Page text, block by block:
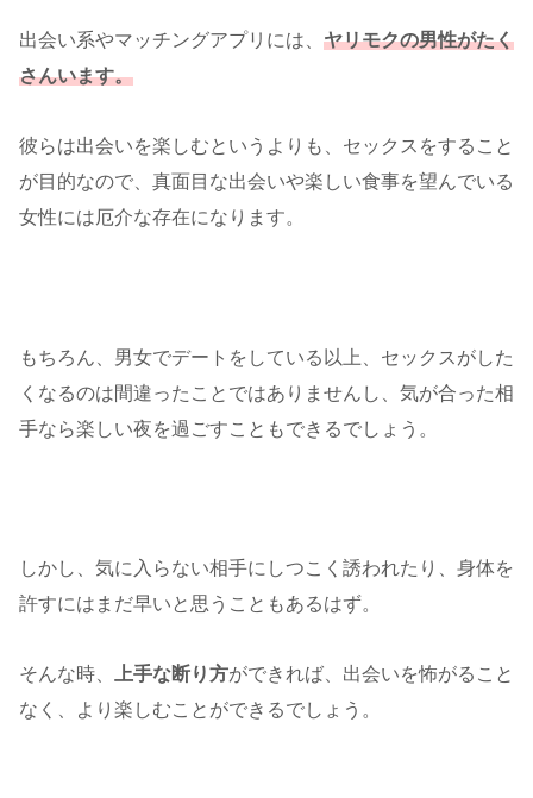
出会い系やマッチングアプリには、 ヤリモクの男性がたく
さんいます。
彼らは出会いを楽しむというよりも、セックスをすること
が目的なので、真面目な出会いや楽しい食事を望んでいる
女性には厄介な存在になります。
もちろん、男女でデートをしている以上、セックスがした
くなるのは間違ったことではありませんし、気が合った相
手なら楽しい夜を過ごすこともできるでしょう。
しかし、気に入らない相手にしつこく誘われたり、身体を
許すにはまだ早いと思うこともあるはず。
そんな時、 上手な断り方ができれば、出会いを怖がること
なく、より楽しむことができるでしょう。